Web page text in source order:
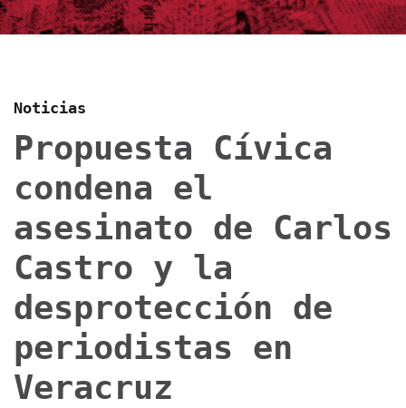
Noticias
Propuesta Cívica
condena el
asesinato de Carlos
Castro y la
desprotección de
periodistas en
Veracruz